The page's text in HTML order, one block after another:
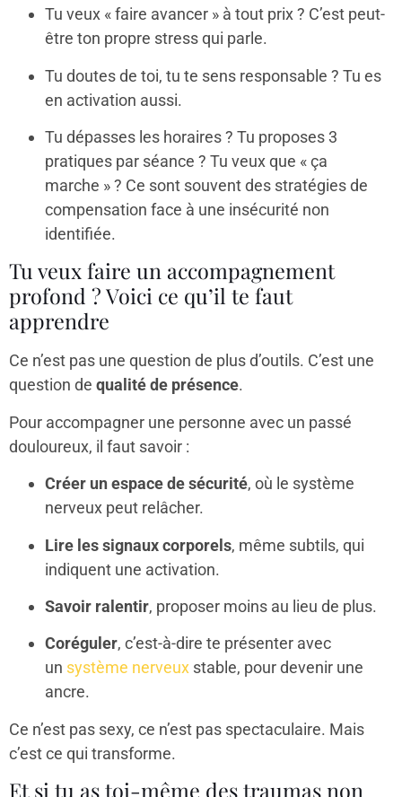
Tu veux « faire avancer » à tout prix ? C’est peut-
être ton propre stress qui parle.
Tu doutes de toi, tu te sens responsable ? Tu es
en activation aussi.
Tu dépasses les horaires ? Tu proposes 3
pratiques par séance ? Tu veux que « ça
marche » ? Ce sont souvent des stratégies de
compensation face à une insécurité non
identifiée.
Tu veux faire un accompagnement
profond ? Voici ce qu’il te faut
apprendre
Ce n’est pas une question de plus d’outils. C’est une
question de qualité de présence.
Pour accompagner une personne avec un passé
douloureux, il faut savoir :
Créer un espace de sécurité, où le système
nerveux peut relâcher.
Lire les signaux corporels, même subtils, qui
indiquent une activation.
Savoir ralentir, proposer moins au lieu de plus.
Coréguler, c’est-à-dire te présenter avec
un système nerveux stable, pour devenir une
ancre.
Ce n’est pas sexy, ce n’est pas spectaculaire. Mais
c’est ce qui transforme.
Et si tu as toi-même des traumas non